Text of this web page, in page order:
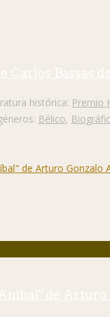
Carlos Bassas
histórica: Premio
Bélico,
de